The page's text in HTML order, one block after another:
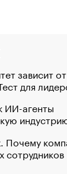
зависит от
для
ИИ-агенты
Почему
сотрудников